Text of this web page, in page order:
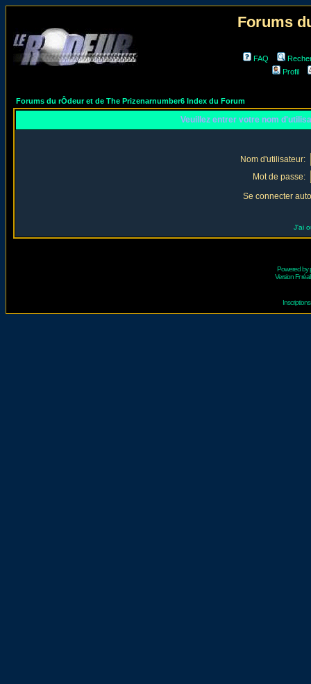
Forums
FAQ
Profil
Forums du rÔdeur et de The Prizenarnumber6 Index du Forum
Veuillez entrer votre nom
Nom d'utilisateur:
Mot de passe:
Se connecter
J'ai
Powered by
Version Fr